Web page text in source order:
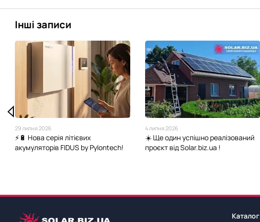
Інші записи
29 липня 2026
⚡🔋 Нова серія літієвих
акумуляторів FIDUS by Pylontech!
4 липня 2026
☀️ Ще один успішно реалізований
проєкт від Solar.biz.ua !
Каталог